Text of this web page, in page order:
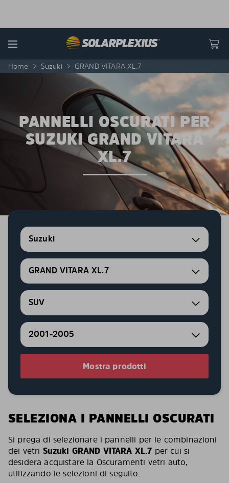
Menu
Home > Suzuki > GRAND VITARA XL.7
PANNELLI OSCURATI PER
SUZUKI GRAND VITARA
XL.7
Suzuki
GRAND VITARA XL.7
SUV
2001-2005
Mostra prodotti
SELEZIONA I PANNELLI OSCURATI
Si prega di selezionare i pannelli per le combinazioni
dei vetri Suzuki GRAND VITARA XL.7 per cui si
desidera acquistare la Oscuramenti vetri auto,
utilizzando le selezioni di seguito.